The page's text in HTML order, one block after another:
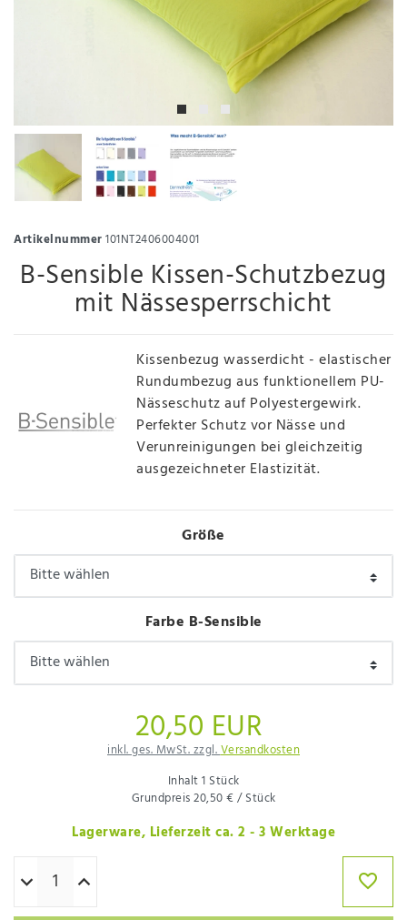
Artikelnummer101NT2406004001
B-Sensible Kissen-Schutzbezug
mit Nässesperrschicht
Kissenbezug wasserdicht - elastischer
Rundumbezug aus funktionellem PU-
Nässeschutz auf Polyestergewirk.
Perfekter Schutz vor Nässe und
Verunreinigungen bei gleichzeitig
ausgezeichneter Elastizität.
Größe
Farbe B-Sensible
20,50 EUR
inkl. ges. MwSt. zzgl.Versandkosten
Inhalt1 Stück
Grundpreis20,50 € / Stück
Lagerware, Lieferzeit ca. 2 - 3 Werktage